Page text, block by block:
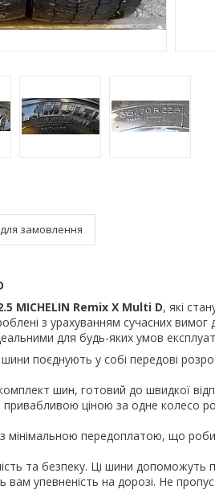
замовлення
MICHELIN Remix X Multi D, які
з урахуванням сучасних вимог
для будь-яких умов
шини поєднують у собі передові
шин, готовий до швидкої
ціною за одне колесо
мінімальною передоплатою, що
та безпеку. Ці шини допоможуть
упевненість на дорозі. Не